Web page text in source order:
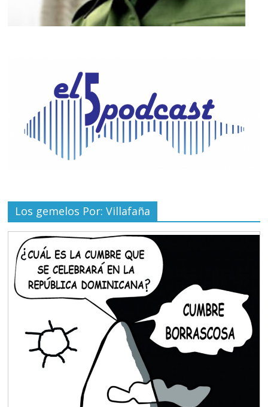
Los gemelos Por: Villafaña